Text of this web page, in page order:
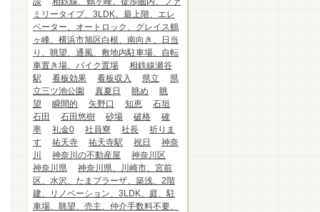
ミリータイプ、3LDK、最上階、エレ
ベーター、オートロック、グレイス鶴
ヶ峰、横浜市旭区白根、南向き、日当
り、眺望、通風、敷地内駐車場、自転
車置き場、バイク置場
相鉄線瀬谷
駅
看板効果 看板収入 県立
県
立三ツ池公園
真夏日 眺め
眺
望
瞬間的 矢野口 知恵
石垣
石田
石田悠樹 砂場 破格
確
率
礼金0 社員寮 社長
祈りま
す
祐天寺 祐天寺駅 祝日
神奈
川
神奈川の不動産屋
神奈川区
神奈川県
神奈川県、川崎市、宮前
区、水沢、たまプラーザ、築浅、2階
建、リノベーション、3LDK、庭、駐
車場、眺望、売主、仲介手数料不要、